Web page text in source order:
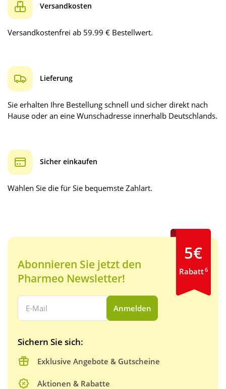
Versandkosten
Versandkostenfrei ab 59.99 € Bestellwert.
Lieferung
Sie erhalten Ihre Bestellung schnell und sicher direkt nach
Hause oder an eine Wunschadresse innerhalb Deutschlands.
Sicher einkaufen
Wählen Sie die für Sie bequemste Zahlart.
Abonnieren Sie jetzt den
Pharmeo Newsletter!
Ihre E-Mail Adresse:
Anmelden
Sichern Sie sich:
Exklusive Angebote & Gutscheine
Aktionen & Rabatte
5€
Rabatt6